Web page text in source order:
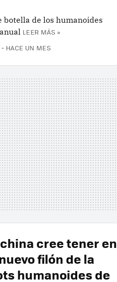
botella de los humanoides
LEER MÁS »
HACE UN MES
cree tener en
filón de la
humanoides de